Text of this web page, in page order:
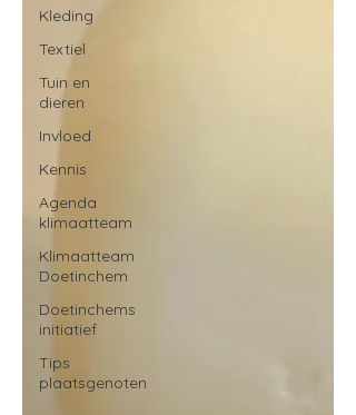
Kleding
Textiel
Tuin en
dieren
Invloed
Kennis
Agenda
klimaatteam
Klimaatteam
Doetinchem
Doetinchems
initiatief
Tips
plaatsgenoten